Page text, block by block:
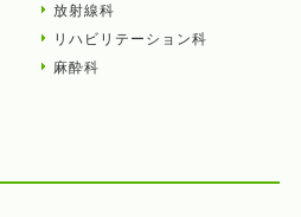
放射線科
リハビリテーション科
麻酔科